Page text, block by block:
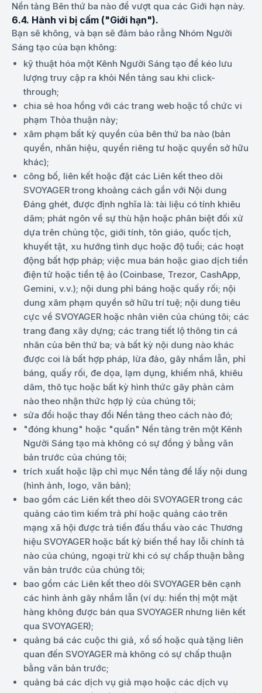
Nền tảng Bên thứ ba nào để vượt qua các Giới hạn này.
6.4. Hành vi bị cấm ("Giới hạn").
Bạn sẽ không, và bạn sẽ đảm bảo rằng Nhóm Người
Sáng tạo của bạn không:
kỹ thuật hóa một Kênh Người Sáng tạo để kéo lưu
lượng truy cập ra khỏi Nền tảng sau khi click-
through;
chia sẻ hoa hồng với các trang web hoặc tổ chức vi
phạm Thỏa thuận này;
xâm phạm bất kỳ quyền của bên thứ ba nào (bản
quyền, nhãn hiệu, quyền riêng tư hoặc quyền sở hữu
khác);
công bố, liên kết hoặc đặt các Liên kết theo dõi
SVOYAGER trong khoảng cách gần với Nội dung
Đáng ghét, được định nghĩa là: tài liệu có tính khiêu
dâm; phát ngôn về sự thù hận hoặc phân biệt đối xử
dựa trên chủng tộc, giới tính, tôn giáo, quốc tịch,
khuyết tật, xu hướng tình dục hoặc độ tuổi; các hoạt
động bất hợp pháp; việc mua bán hoặc giao dịch tiền
điện tử hoặc tiền tệ ảo (Coinbase, Trezor, CashApp,
Gemini, v.v.); nội dung phỉ báng hoặc quấy rối; nội
dung xâm phạm quyền sở hữu trí tuệ; nội dung tiêu
cực về SVOYAGER hoặc nhân viên của chúng tôi; các
trang đang xây dựng; các trang tiết lộ thông tin cá
nhân của bên thứ ba; và bất kỳ nội dung nào khác
được coi là bất hợp pháp, lừa đảo, gây nhầm lẫn, phỉ
báng, quấy rối, đe dọa, lạm dụng, khiếm nhã, khiêu
dâm, thô tục hoặc bất kỳ hình thức gây phản cảm
nào theo nhận thức hợp lý của chúng tôi;
sửa đổi hoặc thay đổi Nền tảng theo cách nào đó;
"đóng khung" hoặc "quấn" Nền tảng trên một Kênh
Người Sáng tạo mà không có sự đồng ý bằng văn
bản trước của chúng tôi;
trích xuất hoặc lập chỉ mục Nền tảng để lấy nội dung
(hình ảnh, logo, văn bản);
bao gồm các Liên kết theo dõi SVOYAGER trong các
quảng cáo tìm kiếm trả phí hoặc quảng cáo trên
mạng xã hội được trả tiền đấu thầu vào các Thương
hiệu SVOYAGER hoặc bất kỳ biến thể hay lỗi chính tả
nào của chúng, ngoại trừ khi có sự chấp thuận bằng
văn bản trước của chúng tôi;
bao gồm các Liên kết theo dõi SVOYAGER bên cạnh
các hình ảnh gây nhầm lẫn (ví dụ: hiển thị một mặt
hàng không được bán qua SVOYAGER nhưng liên kết
qua SVOYAGER);
quảng bá các cuộc thi giả, xổ số hoặc quà tặng liên
quan đến SVOYAGER mà không có sự chấp thuận
bằng văn bản trước;
quảng bá các dịch vụ giả mạo hoặc các dịch vụ